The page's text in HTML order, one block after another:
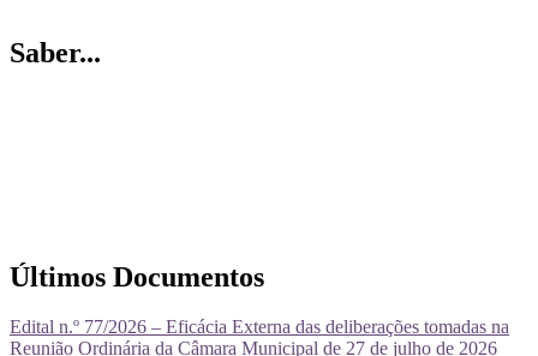
Saber...
Últimos Documentos
Edital n.º 77/2026 – Eficácia Externa das deliberações tomadas na
Reunião Ordinária da Câmara Municipal de 27 de julho de 2026